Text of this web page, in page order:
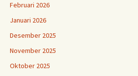
Februari 2026
Januari 2026
Desember 2025
November 2025
Oktober 2025